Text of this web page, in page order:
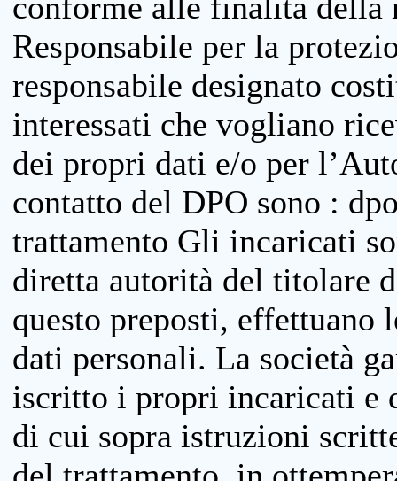
Responsabile per la
responsabile designato
interessati che vogliano
dei propri dati e/o per
contatto del DPO sono :
trattamento Gli incaricati
diretta autorità del titolare
questo preposti, effettuano
dati personali. La società
iscritto i propri incaricati e
di cui sopra istruzioni